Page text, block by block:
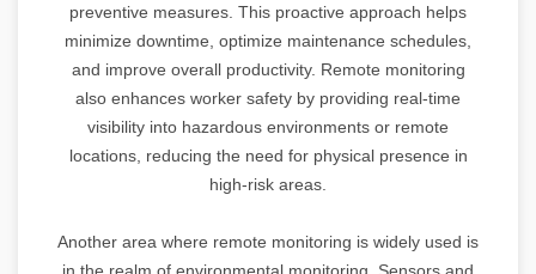
preventive measures. This proactive approach helps
minimize downtime, optimize maintenance schedules,
and improve overall productivity. Remote monitoring
also enhances worker safety by providing real-time
visibility into hazardous environments or remote
locations, reducing the need for physical presence in
high-risk areas.
Another area where remote monitoring is widely used is
in the realm of environmental monitoring. Sensors and